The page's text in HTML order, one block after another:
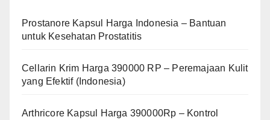
Prostanore Kapsul Harga Indonesia – Bantuan
untuk Kesehatan Prostatitis
Cellarin Krim Harga 390000 RP – Peremajaan Kulit
yang Efektif (Indonesia)
Arthricore Kapsul Harga 390000Rp – Kontrol